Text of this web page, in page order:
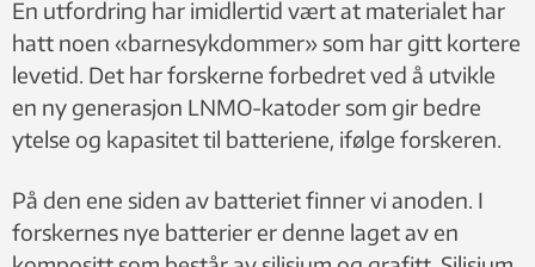
En utfordring har imidlertid vært at materialet har
hatt noen «barnesykdommer» som har gitt kortere
levetid. Det har forskerne forbedret ved å utvikle
en ny generasjon LNMO-katoder som gir bedre
ytelse og kapasitet til batteriene, ifølge forskeren.
På den ene siden av batteriet finner vi anoden. I
forskernes nye batterier er denne laget av en